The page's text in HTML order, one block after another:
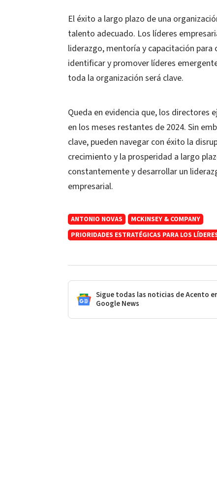
El éxito a largo plazo de una
talento adecuado. Los líderes
liderazgo, mentoría y capacitación para
identificar y promover líderes
toda la organización será clave.
Queda en evidencia que, los directores
en los meses restantes de 2024. Sin
clave, pueden navegar con éxito la
crecimiento y la prosperidad a largo
constantemente y desarrollar un
empresarial.
ANTONIO NOVAS
MCKINSEY & COMPANY
PRIORIDADES ESTRATÉGICAS PARA LOS
Sigue todas las noticias de Acento
Google News